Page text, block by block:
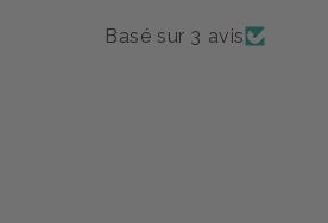
Basé sur 3 avis